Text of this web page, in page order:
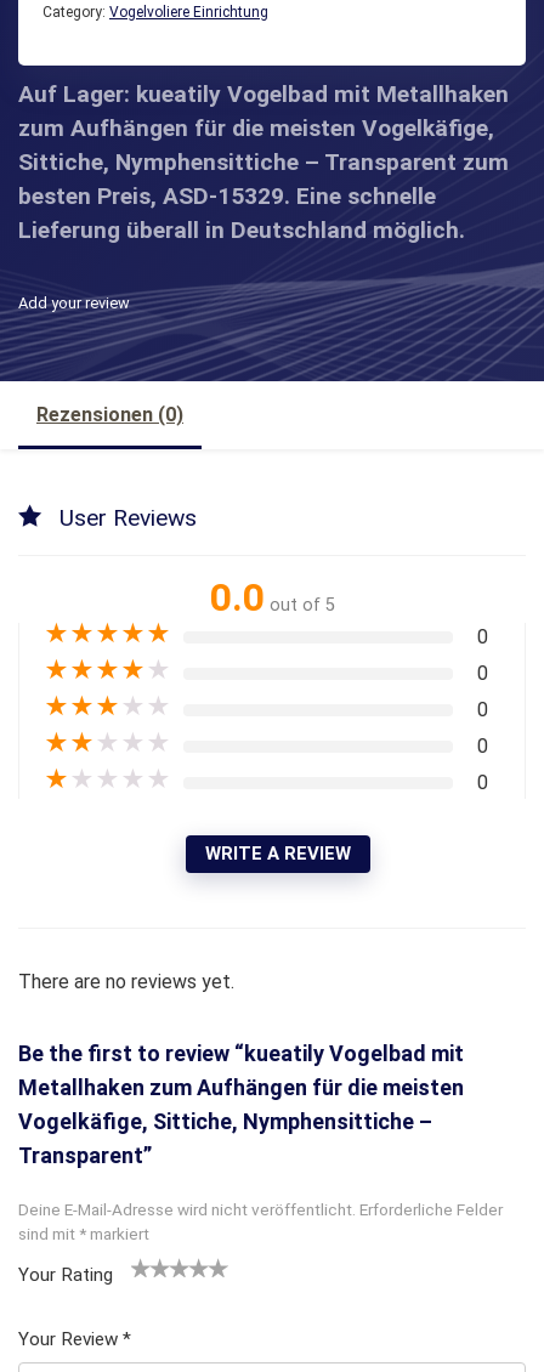
Category: Vogelvoliere Einrichtung
Auf Lager: kueatily Vogelbad mit Metallhaken
zum Aufhängen für die meisten Vogelkäfige,
Sittiche, Nymphensittiche – Transparent zum
besten Preis, ASD-15329. Eine schnelle
Lieferung überall in Deutschland möglich.
Add your review
Rezensionen (0)
User Reviews
0.0 out of 5
★★★★★ 0
★★★★ ★ 0
★★★ ★ ★ 0
★★ ★ ★ ★ 0
★ ★ ★ ★ ★ 0
WRITE A REVIEW
There are no reviews yet.
Be the first to review “kueatily Vogelbad mit
Metallhaken zum Aufhängen für die meisten
Vogelkäfige, Sittiche, Nymphensittiche –
Transparent”
Deine E-Mail-Adresse wird nicht veröffentlicht. Erforderliche Felder
sind mit * markiert
Your Rating
o
5 St
nen
n
Your Review *